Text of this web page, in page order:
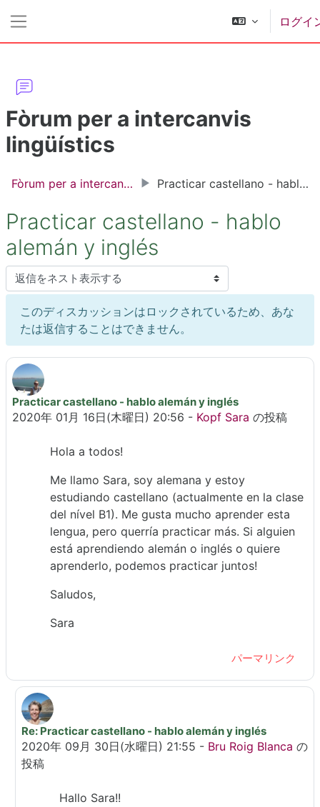
ログイ
Fòrum per a intercanvis
lingüístics
Fòrum per a intercanvis lingüístics Practicar castellano - hablo alemán y inglés
Practicar castellano - hablo
alemán y inglés
表示モード
このディスカッションはロックされているため、あな
たは返信することはできません。
Practicar castellano - hablo alemán y inglés
2020年 01月 16日(木曜日) 20:56 - Kopf Sara の投稿
返信数: 1
Hola a todos!
Me llamo Sara, soy alemana y estoy
estudiando castellano (actualmente en la clase
del nível B1). Me gusta mucho aprender esta
lengua, pero querría practicar más. Si alguien
está aprendiendo alemán o inglés o quiere
aprenderlo, podemos practicar juntos!
Saludos,
Sara
パーマリンク
Kopf Sara への返信
Re: Practicar castellano - hablo alemán y inglés
2020年 09月 30日(水曜日) 21:55 - Bru Roig Blanca の
投稿
Hallo Sara!!